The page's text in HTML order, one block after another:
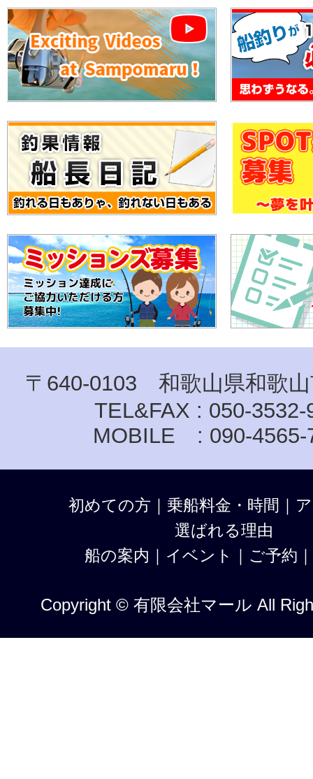
〒640-0103 和歌山県和歌山
TEL&FAX : 050-3532-
MOBILE : 090-4565-
初めての方 ｜ 乗船料金・時間 ｜
選ばれる理由
船の案内 ｜ イベント ｜ ご予約 ｜
Copyright © 有限会社マール All